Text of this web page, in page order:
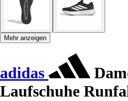
Mehr anzeigen
adidas
Laufschuhe